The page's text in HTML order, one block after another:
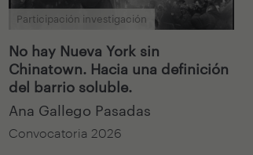
Participación investigación
No hay Nueva York sin
Chinatown. Hacia una definición
del barrio soluble.
Ana Gallego Pasadas
Convocatoria 2026